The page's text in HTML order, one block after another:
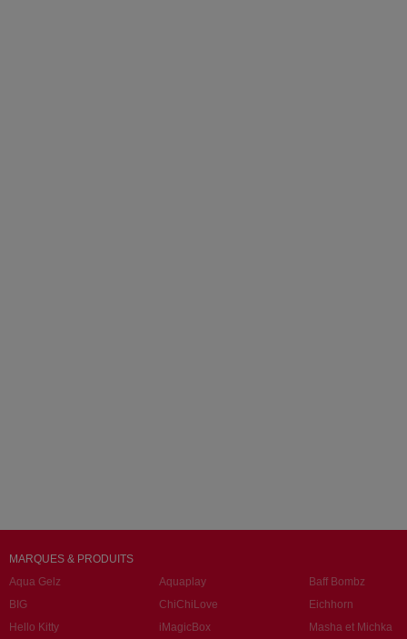
MARQUES & PRODUITS
Aqua Gelz
Aquaplay
Baff Bombz
BIG
ChiChiLove
Eichhorn
Hello Kitty
iMagicBox Masha et Michka